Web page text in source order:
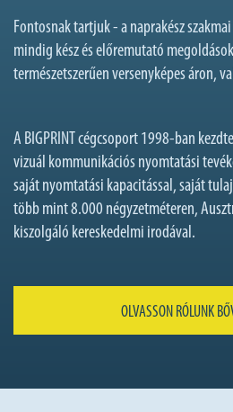
Fontosnak tartjuk - a naprakész
mindig kész és előremutató
természetszerűen versenyképes áron,
A BIGPRINT cégcsoport 1998-ban
vizuál kommunikációs nyomtatási
saját nyomtatási kapacitással, saját
több mint 8.000 négyzetméteren,
kiszolgáló kereskedelmi irodával.
OLVASSON RÓLUNK